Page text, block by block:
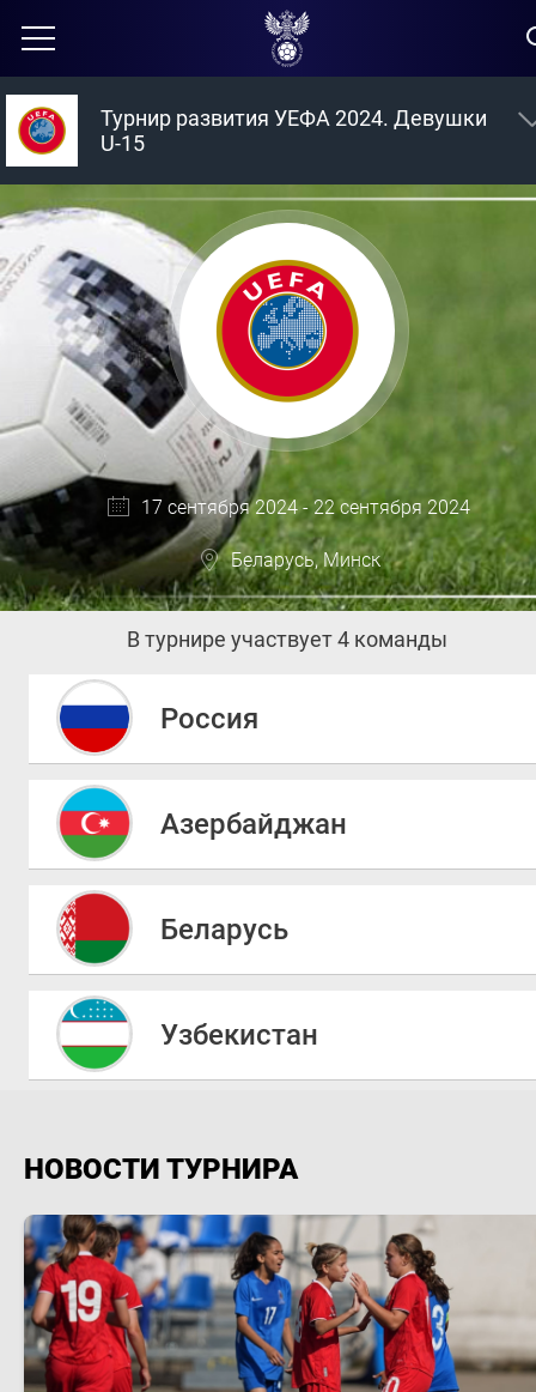
Турнир развития УЕФА 2024. Девушки
U-15
17 сентября 2024 - 22 сентября 2024
Беларусь, Минск
В турнире участвует 4 команды
Россия
Азербайджан
Беларусь
Узбекистан
НОВОСТИ ТУРНИРА